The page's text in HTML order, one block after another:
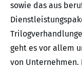
sowie das aus
geht es vor allem
von Unternehmen.